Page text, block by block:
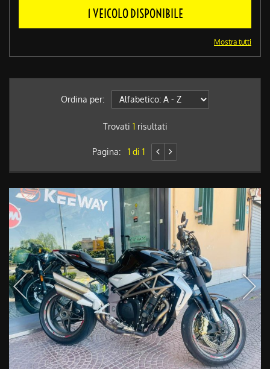
1 VEICOLO DISPONIBILE
Mostra tutti
Ordina per:
Trovati 1risultati
Pagina:1 di 1